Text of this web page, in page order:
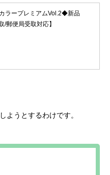
ラープレミアムVol.2◆新品
/郵便局受取対応】
ようとするわけです。